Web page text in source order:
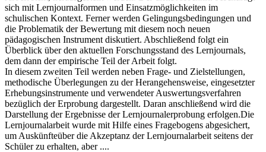
sich mit Lernjournalformen und Einsatzmöglichkeiten im
schulischen Kontext. Ferner werden Gelingungsbedingungen und
die Problematik der Bewertung mit diesem noch neuen
pädagogischen Instrument diskutiert. Abschließend folgt ein
Überblick über den aktuellen Forschungsstand des Lernjournals,
dem dann der empirische Teil der Arbeit folgt.
In diesem zweiten Teil werden neben Frage- und Zielstellungen,
methodische Überlegungen zu der Herangehensweise, eingesetzter
Erhebungsinstrumente und verwendeter Auswertungsverfahren
bezüglich der Erprobung dargestellt. Daran anschließend wird die
Darstellung der Ergebnisse der Lernjournalerprobung erfolgen.Die
Lernjournalarbeit wurde mit Hilfe eines Fragebogens abgesichert,
um Auskünfteüber die Akzeptanz der Lernjournalarbeit seitens der
Schüler zu erhalten, aber ....